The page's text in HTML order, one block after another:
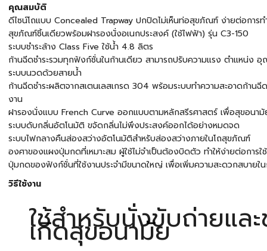
คุณสมบัติ
ดีไซน์โถแบบ Concealed Trapway ปกปิดไม่เห็นท่อสุขภัณฑ์ ง่ายต่อการท
สุขภัณฑ์ชิ้นเดียวพร้อมฝารองนั่งอเนกประสงค์ (ใช้ไฟฟ้า) รุ่น C3-150
ระบบชำระล้าง Class Five ใช้น้ำ 4.8 ลิตร
ก้านฉีดชำระรวมทุกฟังก์ชั่นในก้านเดียว สามารถปรับความแรง ตำแหน่ง
ระบบนวดด้วยสายน้ำ
ก้านฉีดชำระผลิตจากสเตนเลสเกรด 304 พร้อมระบบทำความสะอาดก้าน
งาน
ฝารองนั่งแบบ French Curve ออกแบบตามหลักสรีรศาสตร์ เพื่อสุขอนา
ระบบดับกลิ่นอัตโนมัติ ขจัดกลิ่นไม่พึงประสงค์ออกได้อย่างหมดจด
ระบบไฟกลางคืนส่องสว่างอัตโนมัติสำหรับส่องสว่างภายในโถสุขภัณฑ์
องศาของแผงปุ่มกดที่เหมาะสม ผู้ใช้ไม่จำเป็นต้องบิดตัว ทำให้ง่ายต่อการใ
ปุ่มกดของฟังก์ชั่นที่ใช้งานประจำมีขนาดใหญ่ เพื่อเพิ่มความสะดวกสบายใ
วิธีใช้งาน
ใช้สำหรับนั่งขับถ่ายและ
เกิดสุขอนามัย